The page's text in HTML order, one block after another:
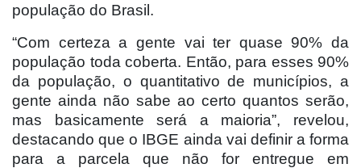
população do Brasil.
“Com certeza a gente vai ter quase 90% da
população toda coberta. Então, para esses 90%
da população, o quantitativo de municípios, a
gente ainda não sabe ao certo quantos serão,
mas basicamente será a maioria”, revelou,
destacando que o IBGE ainda vai definir a forma
para a parcela que não for entregue em